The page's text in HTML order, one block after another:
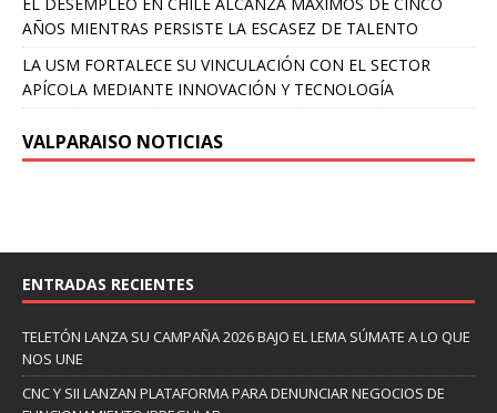
AÑOS MIENTRAS PERSISTE LA ESCASEZ DE TALENTO
LA USM FORTALECE SU VINCULACIÓN CON EL SECTOR
APÍCOLA MEDIANTE INNOVACIÓN Y TECNOLOGÍA
VALPARAISO NOTICIAS
ENTRADAS RECIENTES
TELETÓN LANZA SU CAMPAÑA 2026 BAJO EL LEMA SÚMATE A LO QUE
NOS UNE
CNC Y SII LANZAN PLATAFORMA PARA DENUNCIAR NEGOCIOS DE